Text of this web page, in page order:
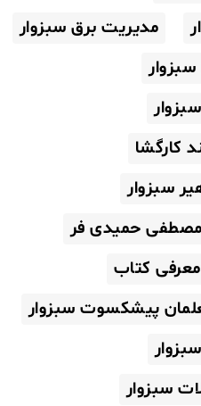
مدیریت برق سبزوار
کارگشا
سبزوار
مصطفی حمیدی فر
معرفی کتاب
پیشکسوت سبزوار
سبزوار